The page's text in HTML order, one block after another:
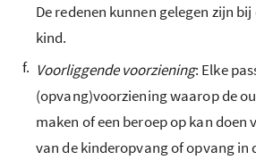
De redenen kunnen gelegen zijn
kind.
f. Voorliggende voorziening: Elke
(opvang)voorziening waarop de
maken of een beroep op kan doen
van de kinderopvang of opvang in